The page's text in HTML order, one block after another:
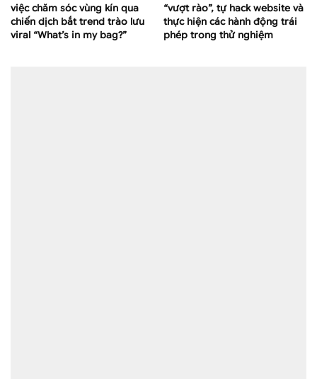
việc chăm sóc vùng kín qua
chiến dịch bắt trend trào lưu
viral “What’s in my bag?”
“vượt rào”, tự hack website và
thực hiện các hành động trái
phép trong thử nghiệm